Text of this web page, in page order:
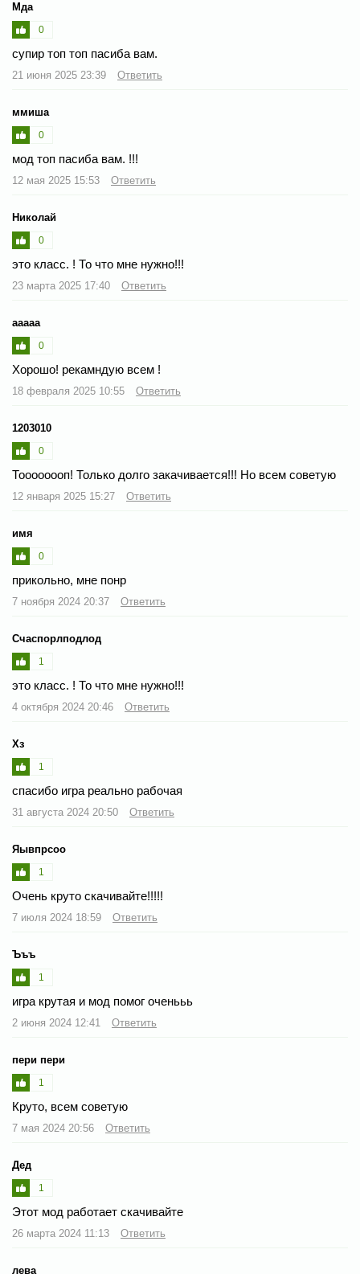
Мда
0
супир топ топ пасиба вам.
21 июня 2025 23:39 Ответить
ммиша
0
мод топ пасиба вам. !!!
12 мая 2025 15:53 Ответить
Николай
0
это класс. ! То что мне нужно!!!
23 марта 2025 17:40 Ответить
ааааа
0
Хорошо! рекамндую всем !
18 февраля 2025 10:55 Ответить
1203010
0
Тоооооооп! Только долго закачивается!!! Но всем советую
12 января 2025 15:27 Ответить
имя
0
прикольно, мне понр
7 ноября 2024 20:37 Ответить
Счаспорлподлод
1
это класс. ! То что мне нужно!!!
4 октября 2024 20:46 Ответить
Хз
1
спасибо игра реально рабочая
31 августа 2024 20:50 Ответить
Яывпрсоо
1
Очень круто скачивайте!!!!!
7 июля 2024 18:59 Ответить
Ъъъ
1
игра крутая и мод помог оченььь
2 июня 2024 12:41 Ответить
пери пери
1
Круто, всем советую
7 мая 2024 20:56 Ответить
Дед
1
Этот мод работает скачивайте
26 марта 2024 11:13 Ответить
лева